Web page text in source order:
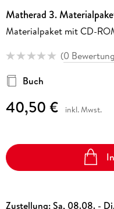
Matherad 3.
Materialpaket mit CD-
(0
Buch
40,50 € inkl. Mwst.
Zustellung:Sa, 08.08. -